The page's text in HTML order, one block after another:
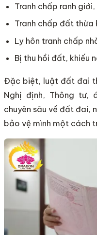
Tranh chấp ranh
Tranh chấp đất thừa
Ly hôn tranh chấp
Bị thu hồi đất, khiếu
Đặc biệt, luật đất đai
Nghị định, Thông tư,
chuyên sâu về đất đai,
bảo vệ mình một cách